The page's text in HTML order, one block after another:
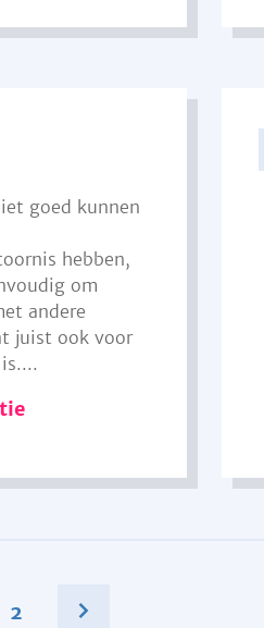
goed kunnen
hebben,
om
andere
juist ook voor
2